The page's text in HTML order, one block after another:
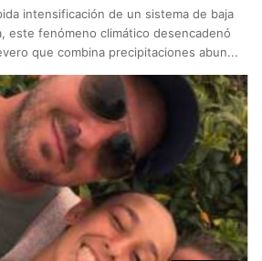
intensificación de un sistema de baja
este fenómeno climático desencadenó
que combina precipitaciones abun...